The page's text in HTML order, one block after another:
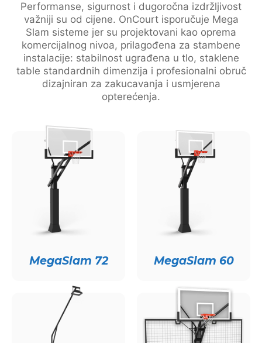
Performanse, sigurnost i dugoročna izdržljivost
važniji su od cijene. OnCourt isporučuje Mega
Slam sisteme jer su projektovani kao oprema
komercijalnog nivoa, prilagođena za stambene
instalacije: stabilnost ugrađena u tlo, staklene
table standardnih dimenzija i profesionalni obruč
dizajniran za zakucavanja i usmjerena
opterećenja.
MegaSlam 72 MegaSlam 60